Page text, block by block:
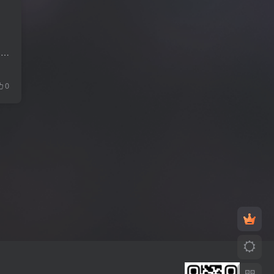
想用你的手机、平板电脑或Chromebook制作精彩绝伦的视频作品吗?巧影就是你要寻找的全功能视频编辑器！ 巧影为用户提供了各类丰富的免费功能，解锁巧影高级版可获取更多强大的编辑功能！ 功能特...
0